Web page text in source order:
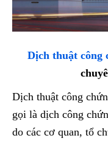
Dịch thuật công
Dịch thuật công
gọi là dịch công
do các cơ quan, tổ